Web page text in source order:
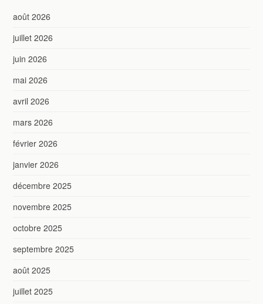
août 2026
juillet 2026
juin 2026
mai 2026
avril 2026
mars 2026
février 2026
janvier 2026
décembre 2025
novembre 2025
octobre 2025
septembre 2025
août 2025
juillet 2025